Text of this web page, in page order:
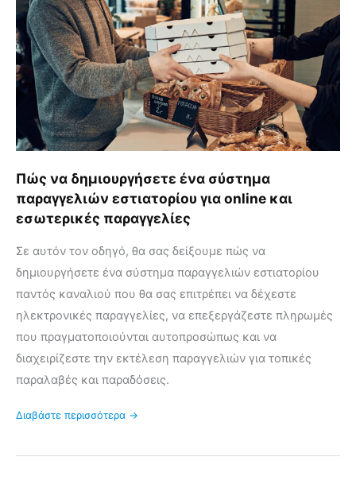
Πώς να δημιουργήσετε ένα σύστημα
παραγγελιών εστιατορίου για online και
εσωτερικές παραγγελίες
Σε αυτόν τον οδηγό, θα σας δείξουμε πώς να
δημιουργήσετε ένα σύστημα παραγγελιών εστιατορίου
παντός καναλιού που θα σας επιτρέπει να δέχεστε
ηλεκτρονικές παραγγελίες, να επεξεργάζεστε πληρωμές
που πραγματοποιούνται αυτοπροσώπως και να
διαχειρίζεστε την εκτέλεση παραγγελιών για τοπικές
παραλαβές και παραδόσεις.
σύστημα
παραγγελιών
εστιατορίου
για
online
εσωτερικές
παραγγελίες
Διαβάστε περισσότερα →